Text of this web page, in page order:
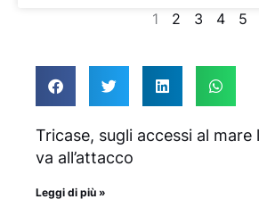
1 2 3 4 5
Tricase, sugli accessi al mare
va all’attacco
Leggi di più »